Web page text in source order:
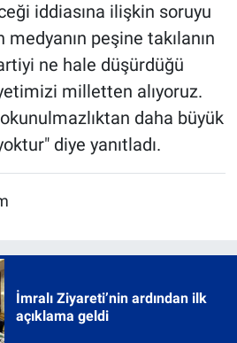
iddiasına ilişkin soruyu
medyanın peşine takılanın
ne hale düşürdüğü
milletten alıyoruz.
daha büyük
diye yanıtladı.
İmralı Ziyareti’nin ardından ilk
açıklama geldi